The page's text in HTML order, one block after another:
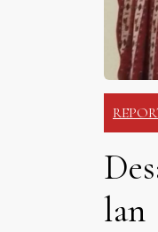
lan